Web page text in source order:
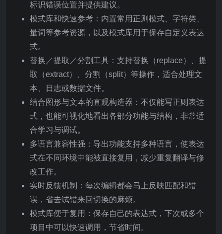
标识错误位置并提供建议。
模式库和快速参考：内置常用正则模式、字符类、
量词等参考资源，以及模式库用于保存自定义表达
式。
替换／提取／分割工具：支持替换（replace）、提
取（extract）、分割（split）等操作，适合处理文
本、日志或数据文件。
结合图形与文本的直观构造器：不仅能写正则表达
式，也能可视化地看出各部分功能与结构，非常适
合学习与调试。
多语言兼容性强：导出功能支持多种语言，使表达
式在不同环境中能被直接复用，减少重复翻译与修
改工作。
实时反馈机制：每次编辑都会马上反映匹配和错
误，省去试错来回切换的麻烦。
模式库便于复用：保存自己的表达式，下次或多个
项目中可以快速调用，节省时间。